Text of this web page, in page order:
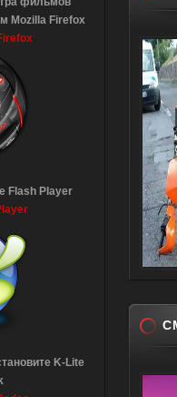
Mozilla Firefox
Flash Player
K-Lite